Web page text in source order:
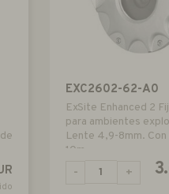
EXC2602-62-A0
ExSite Enhanced 2
para ambientes
Lente 4,9-8mm. Con
10m
- +